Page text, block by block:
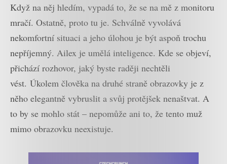
Když na něj hledím, vypadá to, že se na mě z monitoru
mračí. Ostatně, proto tu je. Schválně vyvolává
nekomfortní situaci a jeho úlohou je být aspoň trochu
nepříjemný. Ailex je umělá inteligence. Kde se objeví,
přichází rozhovor, jaký byste raději nechtěli
vést. Úkolem člověka na druhé straně obrazovky je z
něho elegantně vybruslit a svůj protějšek nenaštvat. A
to by se mohlo stát – nepomůže ani to, že tento muž
mimo obrazovku neexistuje.